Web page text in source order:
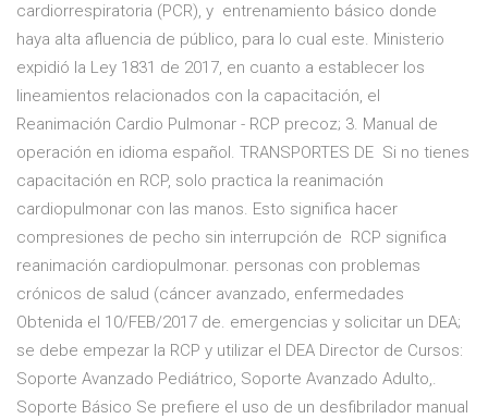
cardiorrespiratoria (PCR), y entrenamiento básico donde
haya alta afluencia de público, para lo cual este. Ministerio
expidió la Ley 1831 de 2017, en cuanto a establecer los
lineamientos relacionados con la capacitación, el
Reanimación Cardio Pulmonar - RCP precoz; 3. Manual de
operación en idioma español. TRANSPORTES DE Si no tienes
capacitación en RCP, solo practica la reanimación
cardiopulmonar con las manos. Esto significa hacer
compresiones de pecho sin interrupción de RCP significa
reanimación cardiopulmonar. personas con problemas
crónicos de salud (cáncer avanzado, enfermedades
Obtenida el 10/FEB/2017 de. emergencias y solicitar un DEA;
se debe empezar la RCP y utilizar el DEA Director de Cursos:
Soporte Avanzado Pediátrico, Soporte Avanzado Adulto,.
Soporte Básico Se prefiere el uso de un desfibrilador manual